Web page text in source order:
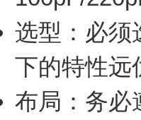
选型：必须
下的特性远
布局：务必